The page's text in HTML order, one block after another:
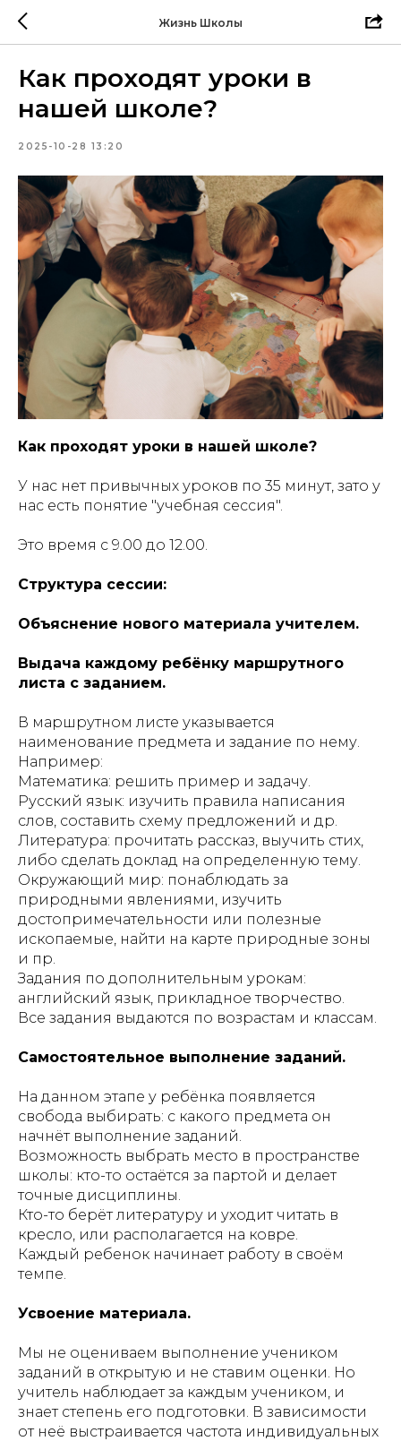
Жизнь Школы
Как проходят уроки в
нашей школе?
2025-10-28 13:20
Как проходят уроки в нашей школе?
У нас нет привычных уроков по 35 минут, зато у
нас есть понятие "учебная сессия".
Это время с 9.00 до 12.00.
Структура сессии:
Объяснение нового материала учителем.
Выдача каждому ребёнку маршрутного
листа с заданием.
В маршрутном листе указывается
наименование предмета и задание по нему.
Например:
Математика: решить пример и задачу.
Русский язык: изучить правила написания
слов, составить схему предложений и др.
Литература: прочитать рассказ, выучить стих,
либо сделать доклад на определенную тему.
Окружающий мир: понаблюдать за
природными явлениями, изучить
достопримечательности или полезные
ископаемые, найти на карте природные зоны
и пр.
Задания по дополнительным урокам:
английский язык, прикладное творчество.
Все задания выдаются по возрастам и классам.
Самостоятельное выполнение заданий.
На данном этапе у ребёнка появляется
свобода выбирать: с какого предмета он
начнёт выполнение заданий.
Возможность выбрать место в пространстве
школы: кто-то остаётся за партой и делает
точные дисциплины.
Кто-то берёт литературу и уходит читать в
кресло, или располагается на ковре.
Каждый ребенок начинает работу в своём
темпе.
Усвоение материала.
Мы не оцениваем выполнение учеником
заданий в открытую и не ставим оценки. Но
учитель наблюдает за каждым учеником, и
знает степень его подготовки. В зависимости
от неё выстраивается частота индивидуальных